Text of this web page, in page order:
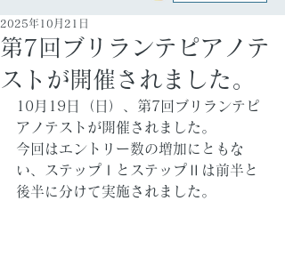
第7回ブリランテピアノテ
ストが開催されました。
2025年10月21日
10月19日（日）、第7回ブリランテピ
アノテストが開催されました。
今回はエントリー数の増加にともな
い、ステップⅠとステップⅡは前半と
後半に分けて実施されました。